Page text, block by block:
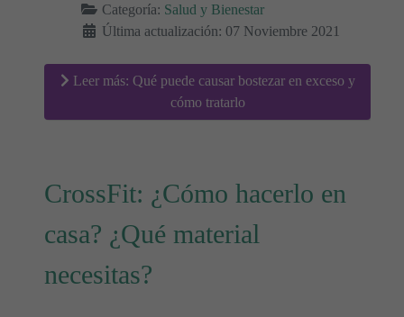
Categoría: Salud y Bienestar
Última actualización: 07 Noviembre 2021
Leer más: Qué puede causar bostezar en exceso y
cómo tratarlo
CrossFit: ¿Cómo hacerlo en
casa? ¿Qué material
necesitas?